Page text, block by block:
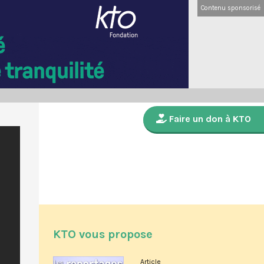
Contenu sponsorisé
Faire un don à KTO
KTO vous propose
Article